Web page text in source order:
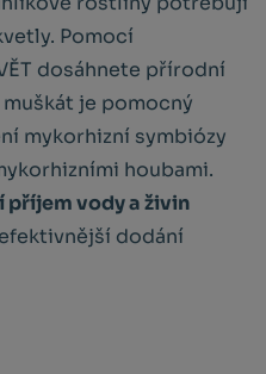
Pomocí
dosáhnete přírodní
je pomocný
mykorhizní symbiózy
houbami.
příjem vody a živin
dodání